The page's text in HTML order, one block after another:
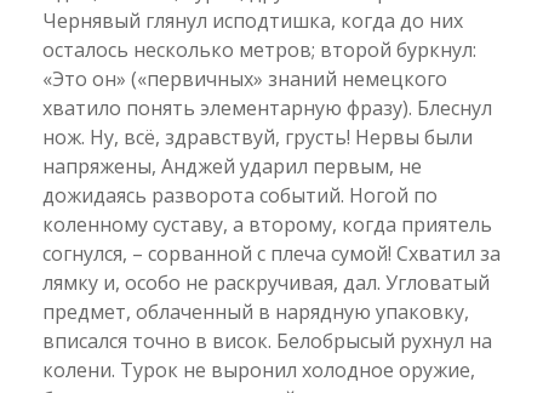
Чернявый глянул исподтишка, когда до них
осталось несколько метров; второй буркнул:
«Это он» («первичных» знаний немецкого
хватило понять элементарную фразу). Блеснул
нож. Ну, всё, здравствуй, грусть! Нервы были
напряжены, Анджей ударил первым, не
дожидаясь разворота событий. Ногой по
коленному суставу, а второму, когда приятель
согнулся, – сорванной с плеча сумой! Схватил за
лямку и, особо не раскручивая, дал. Угловатый
предмет, облаченный в нарядную упаковку,
вписался точно в висок. Белобрысый рухнул на
колени. Турок не выронил холодное оружие,